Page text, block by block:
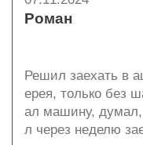
Роман
Решил заехать в
ерея, только без
ал машину,
л через неделю